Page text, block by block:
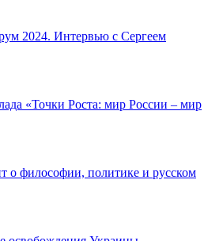
2024. Интервью с Сергеем
«Точки Роста: мир России – мир
о философии, политике и русском